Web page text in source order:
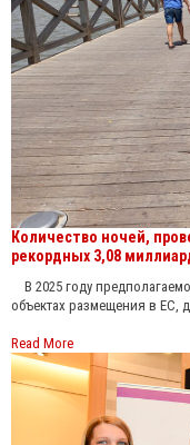
Количество ночей,
рекордных 3,08
В 2025 году
объектах размещения в ЕС,
Read More